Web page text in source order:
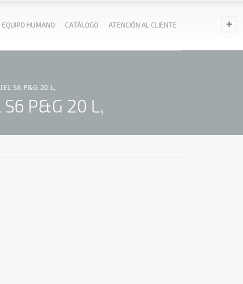
EQUIPO HUMANO CATÁLOGO ATENCIÓN AL CLIENTE
S6 P&G 20 L,
S6 P&G 20 L,